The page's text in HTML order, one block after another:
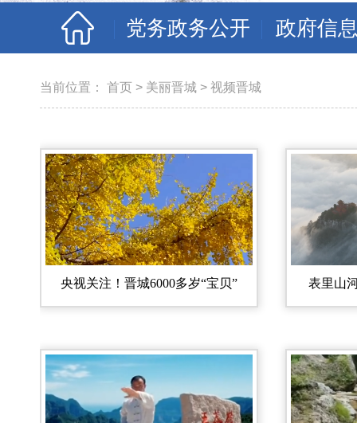
党务政务公开 政府信
当前位置： 首页 > 美丽晋城 > 视频晋城
央视关注！晋城6000多岁“宝贝” 表里山